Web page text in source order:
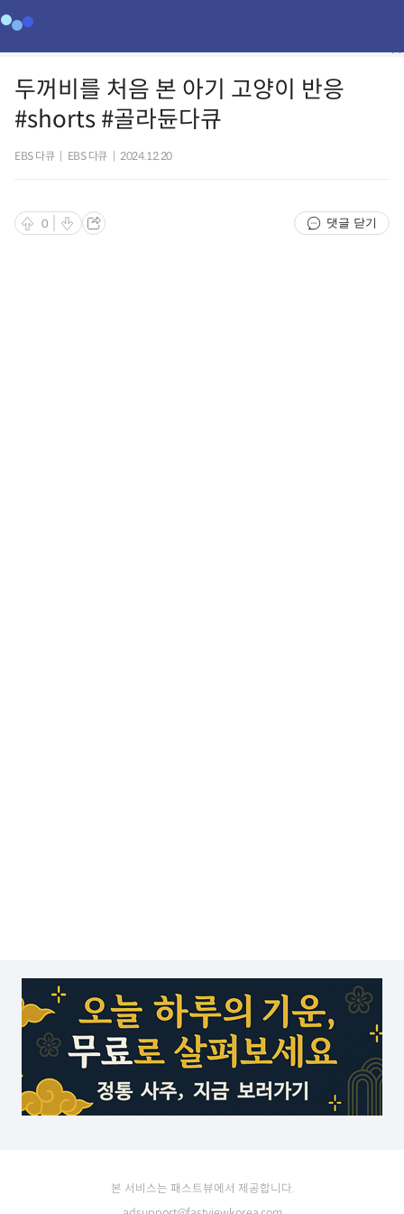
두꺼비를 처음 본 아기 고양이 반응
#shorts #골라듄다큐
EBS 다큐 EBS 다큐 2024.12.20
0 댓글 닫기
본 서비스는 패스트뷰에서 제공합니다.